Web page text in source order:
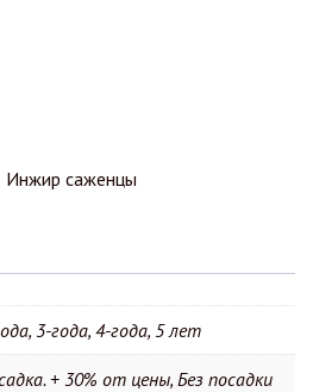
Шоколадный
Инжир саженцы
3-года, 4-года, 5 лет
+ 30% от цены, Без посадки